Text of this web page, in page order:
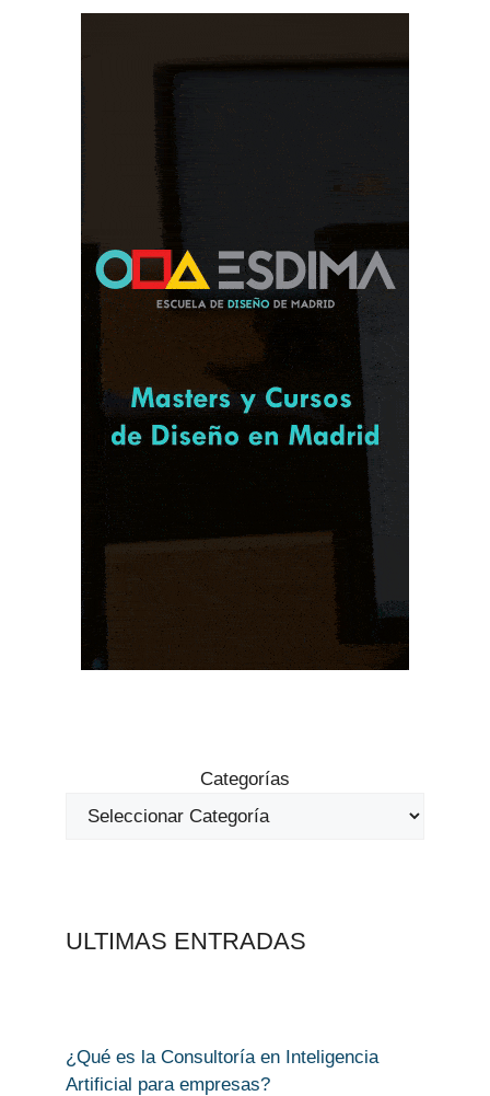
Categorías
ULTIMAS ENTRADAS
¿Qué es la Consultoría en Inteligencia
Artificial para empresas?